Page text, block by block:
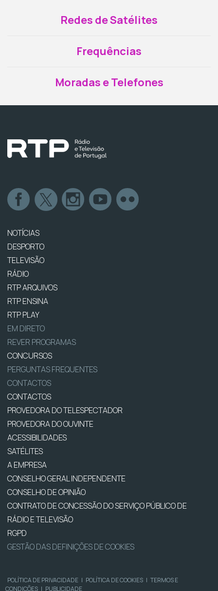
Redes de Satélites
Frequências
Moradas e Telefones
NOTÍCIAS
DESPORTO
TELEVISÃO
RÁDIO
RTP ARQUIVOS
RTP ENSINA
RTP PLAY
EM DIRETO
REVER PROGRAMAS
CONCURSOS
PERGUNTAS FREQUENTES
CONTACTOS
CONTACTOS
PROVEDORA DO TELESPECTADOR
PROVEDORA DO OUVINTE
ACESSIBILIDADES
SATÉLITES
A EMPRESA
CONSELHO GERAL INDEPENDENTE
CONSELHO DE OPINIÃO
CONTRATO DE CONCESSÃO DO SERVIÇO PÚBLICO DE
RÁDIO E TELEVISÃO
RGPD
GESTÃO DAS DEFINIÇÕES DE COOKIES
POLÍTICA DE PRIVACIDADE | POLÍTICA DE COOKIES | TERMOS E
CONDIÇÕES | PUBLICIDADE